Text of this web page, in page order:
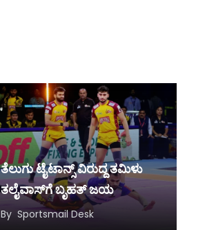
ತೆಲುಗು ಟೈಟಾನ್ಸ್‌ ವಿರುದ್ದ ತಮಿಳು
ತಲೈವಾಸ್‌ಗೆ ಬೃಹತ್‌ ಜಯ
By Sportsmail Desk